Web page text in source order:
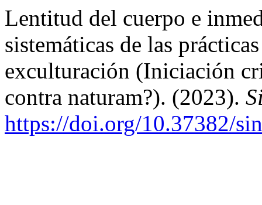
Lentitud del cuerpo e
sistemáticas de las
exculturación (Iniciación
contra naturam?). (2023).
https://doi.org/10.37382/